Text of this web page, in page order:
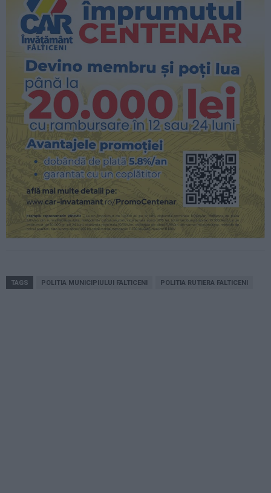
TAGS POLITIA MUNICIPIULUI FALTICENI POLITIA RUTIERA FALTICENI